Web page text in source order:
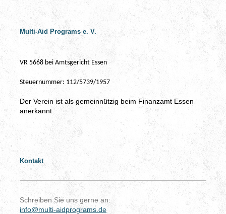
Multi-Aid Programs e. V.
VR 5668 bei Amtsgericht Essen
Steuernummer: 112/5739/1957
Der Verein ist als gemeinnützig beim Finanzamt Essen
anerkannt.
Kontakt
Schreiben Sie uns gerne an:
info@multi-aidprograms.de